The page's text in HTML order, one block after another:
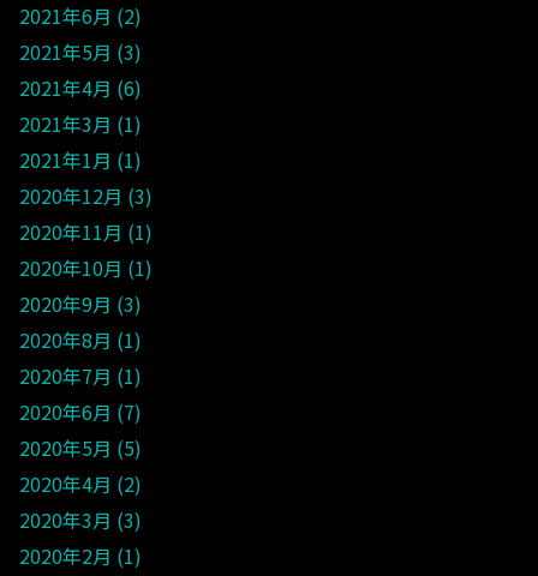
2021年6月 2
2021年5月 3
2021年4月 6
2021年3月 1
2021年1月 1
2020年12月 3
2020年11月 1
2020年10月 1
2020年9月 3
2020年8月 1
2020年7月 1
2020年6月 7
2020年5月 5
2020年4月 2
2020年3月 3
2020年2月 1